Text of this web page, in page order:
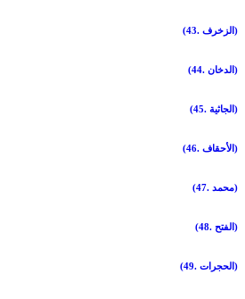
(43. الزخرف)
(44. الدخان)
(45. الجاثية)
(46. الأحقاف)
(47. محمد)
(48. الفتح)
(49. الحجرات)